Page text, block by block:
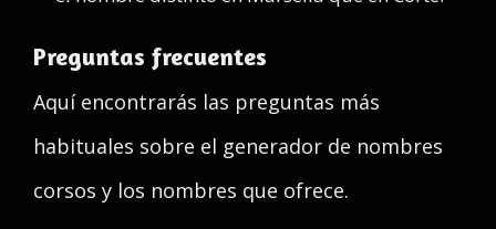
Preguntas frecuentes
Aquí encontrarás las preguntas más
habituales sobre el generador de nombres
corsos y los nombres que ofrece.